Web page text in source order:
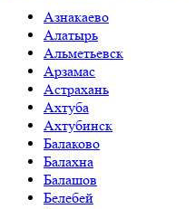
Азнакаево
Алатырь
Альметьевск
Арзамас
Астрахань
Ахтуба
Ахтубинск
Балаково
Балахна
Балашов
Белебей